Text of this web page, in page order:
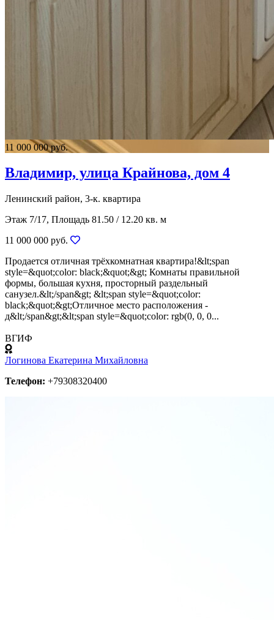
11 000 000 руб.
Владимир, улица Крайнова, дом 4
Ленинский район, 3-к. квартира
Этаж 7/17, Площадь 81.50 / 12.20 кв. м
11 000 000 руб.
Продается отличная трёхкомнатная квартира!&lt;span
style=&quot;color: black;&quot;&gt; Комнаты правильной
формы, большая кухня, просторный раздельный
санузел.&lt;/span&gt; &lt;span style=&quot;color:
black;&quot;&gt;Отличное место расположения -
д&lt;/span&gt;&lt;span style=&quot;color: rgb(0, 0, 0...
ВГИФ
Логинова Екатерина Михайловна
Телефон: +79308320400